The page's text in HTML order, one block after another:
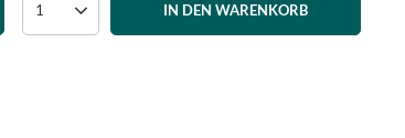
IN DEN WARENKORB